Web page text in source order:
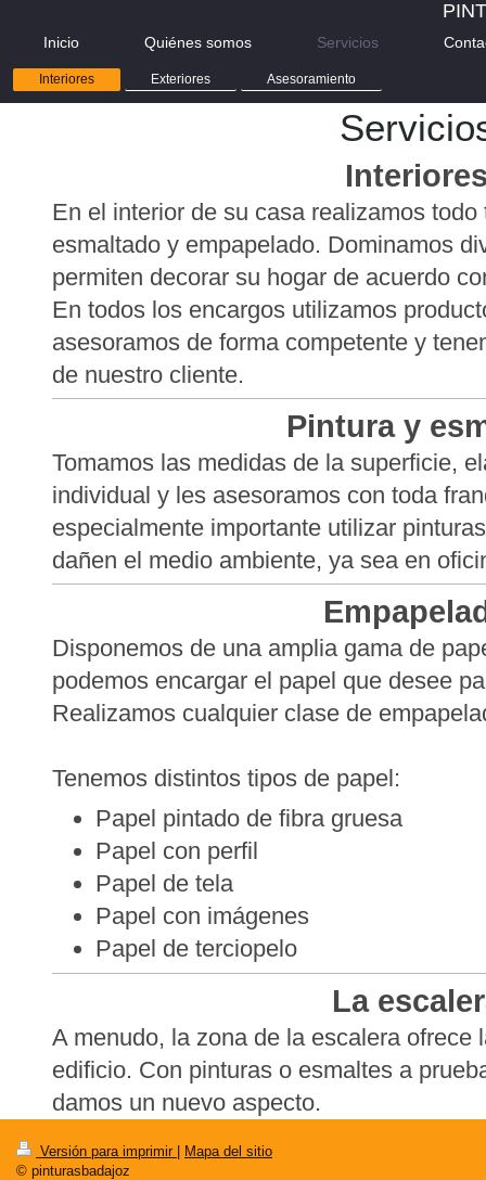
Inicio Quiénes somos Servicios
Interiores Exteriores Asesoramiento
En el interior de su casa realizamos
esmaltado y empapelado. Dominamos
permiten decorar su hogar de acuerdo
En todos los encargos utilizamos
asesoramos de forma competente y
de nuestro cliente.
Pintura y
Tomamos las medidas de la superficie,
individual y les asesoramos con toda
especialmente importante utilizar
dañen el medio ambiente, ya sea en
Disponemos de una amplia gama de
podemos encargar el papel que desee
Realizamos cualquier clase de
Tenemos distintos tipos de papel:
Papel pintado de fibra gruesa
Papel con perfil
Papel de tela
Papel con imágenes
Papel de terciopelo
La
A menudo, la zona de la escalera ofrece
edificio. Con pinturas o esmaltes a
damos un nuevo aspecto.
Versión para imprimir
Mapa del sitio
© pinturasbadajoz